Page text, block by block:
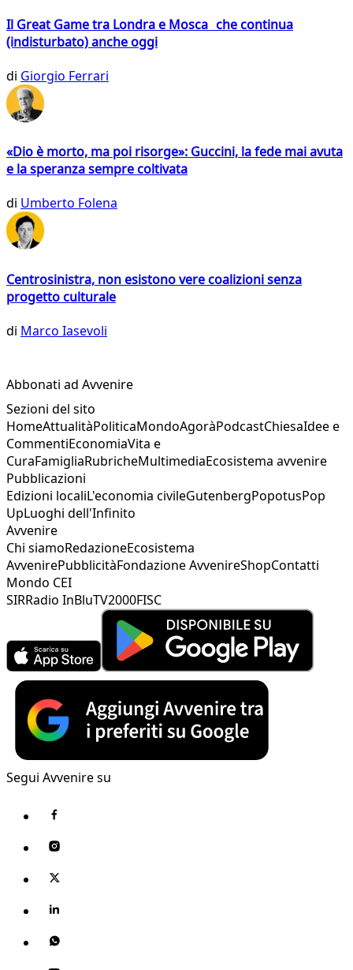
Il Great Game tra Londra e Mosca che continua
(indisturbato) anche oggi
di Giorgio Ferrari
«Dio è morto, ma poi risorge»: Guccini, la fede mai avuta
e la speranza sempre coltivata
di Umberto Folena
Centrosinistra, non esistono vere coalizioni senza
progetto culturale
di Marco Iasevoli
Abbonati ad Avvenire
Sezioni del sito
HomeAttualitàPoliticaMondoAgoràPodcastChiesaIdee e
CommentiEconomiaVita e
CuraFamigliaRubricheMultimediaEcosistema avvenire
Pubblicazioni
Edizioni localiL'economia civileGutenbergPopotusPop
UpLuoghi dell'Infinito
Avvenire
Chi siamoRedazioneEcosistema
AvvenirePubblicitàFondazione AvvenireShopContatti
Mondo CEI
SIRRadio InBluTV2000FISC
Segui Avvenire su